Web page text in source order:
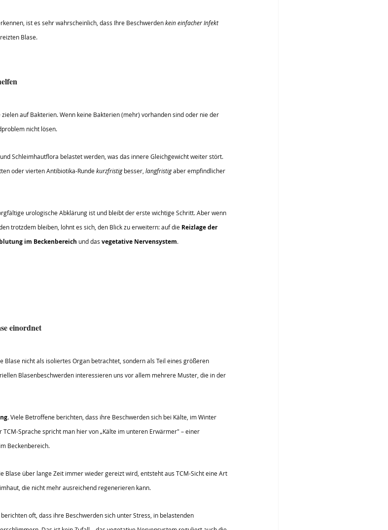
ist es sehr wahrscheinlich, dass Ihre Beschwerden kein einfacher Infekt
Blase.
auf Bakterien. Wenn keine Bakterien (mehr) vorhanden sind oder nie der
nicht lösen.
Schleimhautflora belastet werden, was das innere Gleichgewicht weiter stört.
oder vierten Antibiotika-Runde kurzfristig besser, langfristig aber empfindlicher
urologische Abklärung ist und bleibt der erste wichtige Schritt. Aber wenn
trotzdem bleiben, lohnt es sich, den Blick zu erweitern: auf die Reizlage der
im Beckenbereich und das vegetative Nervensystem.
einordnet
Blase nicht als isoliertes Organ betrachtet, sondern als Teil eines größeren
Blasenbeschwerden interessieren uns vor allem mehrere Muster, die in der
Viele Betroffene berichten, dass ihre Beschwerden sich bei Kälte, im Winter
Sprache spricht man hier von „Kälte im unteren Erwärmer" – einer
Beckenbereich.
Blase über lange Zeit immer wieder gereizt wird, entsteht aus TCM-Sicht eine Art
die nicht mehr ausreichend regenerieren kann.
oft, dass ihre Beschwerden sich unter Stress, in belastenden